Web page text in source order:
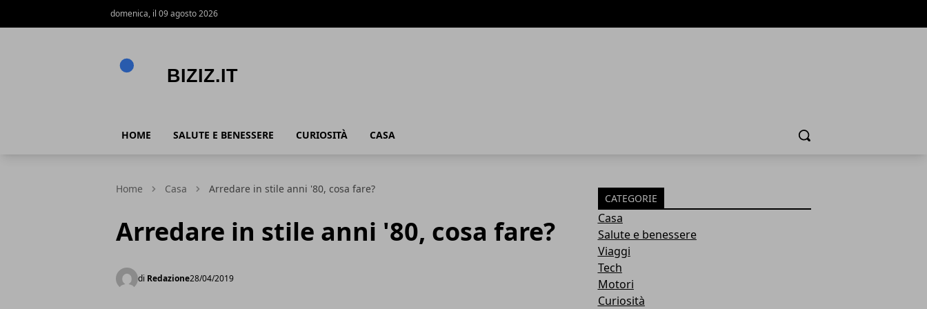
domenica, il 09 agosto 2026
HOME SALUTE E BENESSERE CURIOSITÀ CASA Cerca
Home Casa Arredare in stile anni '80, cosa fare?
Arredare in stile anni '80, cosa fare?
di Redazione28/04/2019
CATEGORIE
Casa
Salute e benessere
Viaggi
Tech
Motori
Curiosità